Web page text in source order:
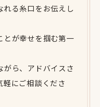
れる糸口をお伝えし
とが幸せを掴む第一
がら、アドバイスさ
にご相談くださ